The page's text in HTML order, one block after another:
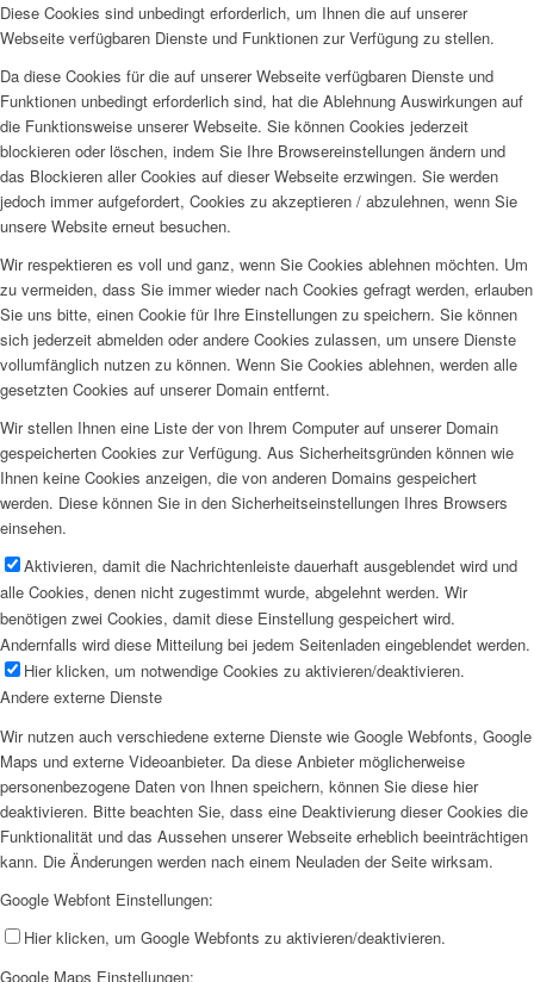
Diese Cookies sind unbedingt erforderlich, um Ihnen die auf unserer
Webseite verfügbaren Dienste und Funktionen zur Verfügung zu stellen.
Da diese Cookies für die auf unserer Webseite verfügbaren Dienste und
Funktionen unbedingt erforderlich sind, hat die Ablehnung Auswirkungen auf
die Funktionsweise unserer Webseite. Sie können Cookies jederzeit
blockieren oder löschen, indem Sie Ihre Browsereinstellungen ändern und
das Blockieren aller Cookies auf dieser Webseite erzwingen. Sie werden
jedoch immer aufgefordert, Cookies zu akzeptieren / abzulehnen, wenn Sie
unsere Website erneut besuchen.
Wir respektieren es voll und ganz, wenn Sie Cookies ablehnen möchten. Um
zu vermeiden, dass Sie immer wieder nach Cookies gefragt werden, erlauben
Sie uns bitte, einen Cookie für Ihre Einstellungen zu speichern. Sie können
sich jederzeit abmelden oder andere Cookies zulassen, um unsere Dienste
vollumfänglich nutzen zu können. Wenn Sie Cookies ablehnen, werden alle
gesetzten Cookies auf unserer Domain entfernt.
Wir stellen Ihnen eine Liste der von Ihrem Computer auf unserer Domain
gespeicherten Cookies zur Verfügung. Aus Sicherheitsgründen können wie
Ihnen keine Cookies anzeigen, die von anderen Domains gespeichert
werden. Diese können Sie in den Sicherheitseinstellungen Ihres Browsers
einsehen.
Aktivieren, damit die Nachrichtenleiste dauerhaft ausgeblendet wird und
alle Cookies, denen nicht zugestimmt wurde, abgelehnt werden. Wir
benötigen zwei Cookies, damit diese Einstellung gespeichert wird.
Andernfalls wird diese Mitteilung bei jedem Seitenladen eingeblendet werden.
Hier klicken, um notwendige Cookies zu aktivieren/deaktivieren.
Andere externe Dienste
Wir nutzen auch verschiedene externe Dienste wie Google Webfonts, Google
Maps und externe Videoanbieter. Da diese Anbieter möglicherweise
personenbezogene Daten von Ihnen speichern, können Sie diese hier
deaktivieren. Bitte beachten Sie, dass eine Deaktivierung dieser Cookies die
Funktionalität und das Aussehen unserer Webseite erheblich beeinträchtigen
kann. Die Änderungen werden nach einem Neuladen der Seite wirksam.
Google Webfont Einstellungen:
Hier klicken, um Google Webfonts zu aktivieren/deaktivieren.
Google Maps Einstellungen: